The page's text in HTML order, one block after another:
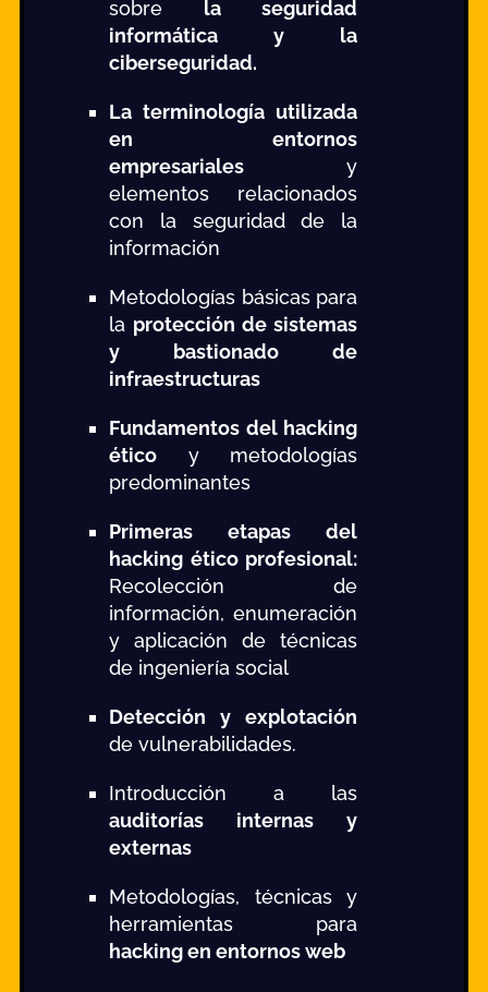
sobre la seguridad
informática y la
ciberseguridad.
La terminología utilizada
en entornos
empresariales y
elementos relacionados
con la seguridad de la
información
Metodologías básicas para
la protección de sistemas
y bastionado de
infraestructuras
Fundamentos del hacking
ético y metodologías
predominantes
Primeras etapas del
hacking ético profesional:
Recolección de
información, enumeración
y aplicación de técnicas
de ingeniería social
Detección y explotación
de vulnerabilidades.
Introducción a las
auditorías internas y
externas
Metodologías, técnicas y
herramientas para
hacking en entornos web